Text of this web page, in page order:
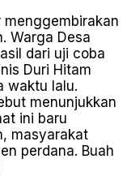
Warga Desa
dari uji coba
Duri Hitam
waktu lalu.
menunjukkan
ini baru
masyarakat
perdana. Buah